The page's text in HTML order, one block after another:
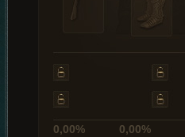
0,00% 0,00%